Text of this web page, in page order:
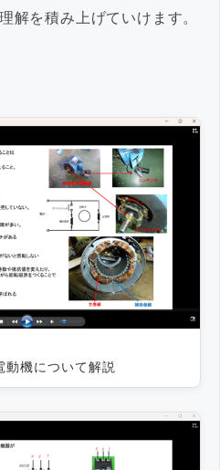
解を積み上げていけます。
動機について解説